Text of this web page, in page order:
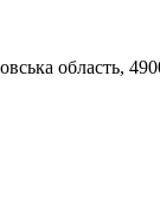
область,